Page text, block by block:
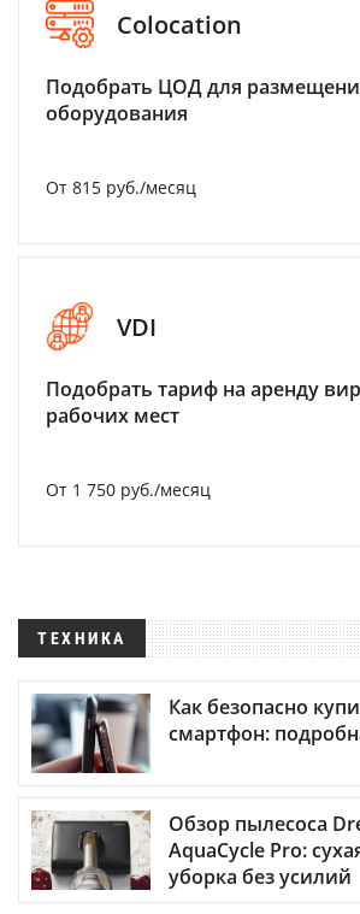
Colocation
Подобрать ЦОД для
оборудования
От 815 руб./месяц
VDI
Подобрать тариф на аренду
рабочих мест
От 1 750 руб./месяц
ТЕХНИКА
Как безопасно
смартфон:
Обзор пылесоса
AquaCycle Pro:
уборка без усилий